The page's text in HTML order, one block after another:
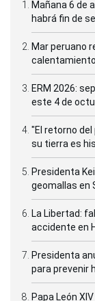
Mañana 6 de
habrá fin de
Mar peruano
ERM 2026:
este 4 de
"El retorno
su tierra es
Presidenta
geomallas en
La Libertad:
accidente en
Presidenta
para prevenir
Papa León